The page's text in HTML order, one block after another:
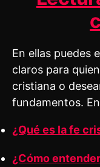
En ellas puedes
claros para
cristiana o
fundamentos.
¿Qué es la fe
¿Cómo